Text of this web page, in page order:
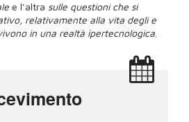
e l’altra sulle questioni che si
relativamente alla vita degli e
in una realtà ipertecnologica